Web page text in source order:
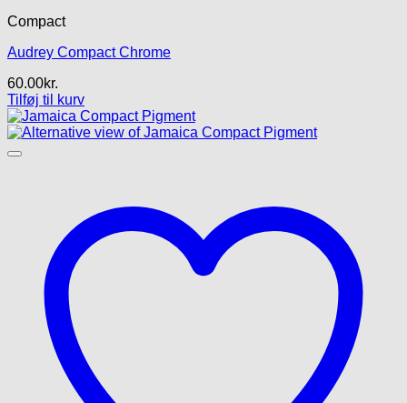
Compact
Audrey Compact Chrome
60.00kr.
Tilføj til kurv